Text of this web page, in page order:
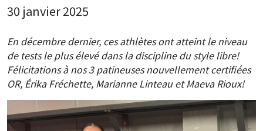
30 janvier 2025
En décembre dernier, ces athlètes ont atteint le niveau
de tests le plus élevé dans la discipline du style libre!
Félicitations à nos 3 patineuses nouvellement certifiées
OR, Érika Fréchette, Marianne Linteau et Maeva Rioux!